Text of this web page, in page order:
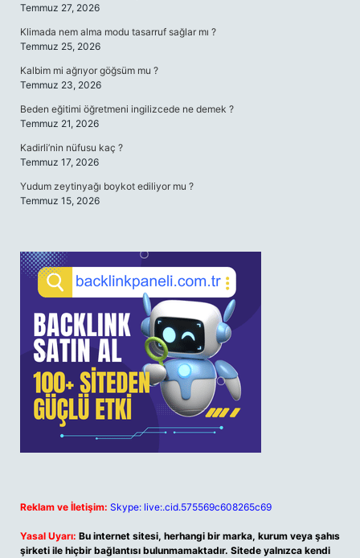
Temmuz 27, 2026
Klimada nem alma modu tasarruf sağlar mı ?
Temmuz 25, 2026
Kalbim mi ağrıyor göğsüm mu ?
Temmuz 23, 2026
Beden eğitimi öğretmeni ingilizcede ne demek ?
Temmuz 21, 2026
Kadirli’nin nüfusu kaç ?
Temmuz 17, 2026
Yudum zeytinyağı boykot ediliyor mu ?
Temmuz 15, 2026
Reklam ve İletişim: Skype: live:.cid.575569c608265c69
Yasal Uyarı: Bu internet sitesi, herhangi bir marka, kurum veya şahıs
şirketi ile hiçbir bağlantısı bulunmamaktadır. Sitede yalnızca kendi